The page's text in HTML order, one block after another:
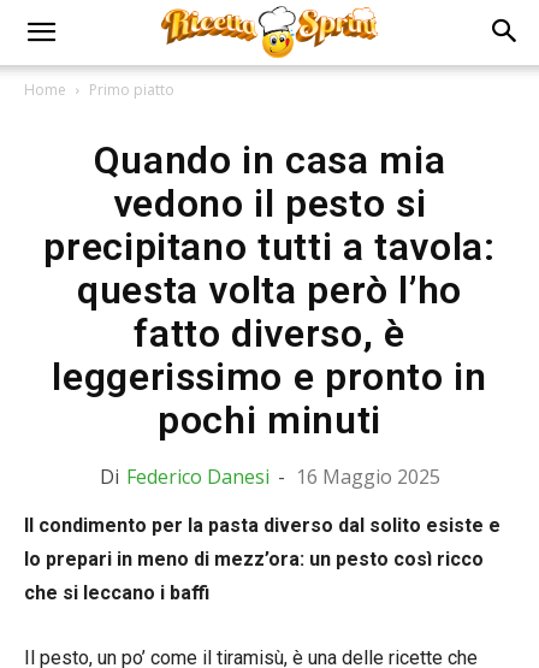
Home Primo piatto
Quando in casa mia
vedono il pesto si
precipitano tutti a tavola:
questa volta però l’ho
fatto diverso, è
leggerissimo e pronto in
pochi minuti
Di Federico Danesi - 16 Maggio 2025
Il condimento per la pasta diverso dal solito esiste e
lo prepari in meno di mezz’ora: un pesto così ricco
che si leccano i baffi
Il pesto, un po’ come il tiramisù, è una delle ricette che